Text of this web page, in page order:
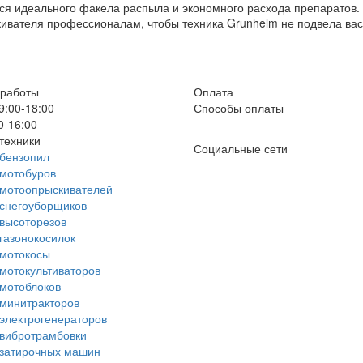
идеального факела распыла и экономного расхода
профессионалам, чтобы техника Grunhelm не подвела
18:00
16:00
Оплата
Способы оплаты
машин
Социальные сети